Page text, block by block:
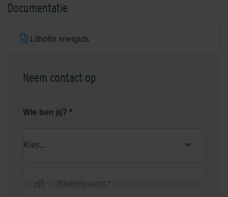
Documentatie
Lithofin snelgids
Neem contact op
Wie ben jij? *
Bedrijfsnaam *